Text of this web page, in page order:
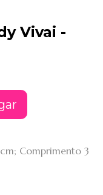
Vivai -
Comprimento 3